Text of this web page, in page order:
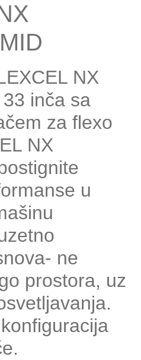
NX
inča sa
za flexo
NX
u
ne
prostora, uz